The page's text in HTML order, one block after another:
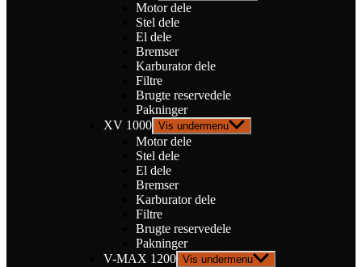
Motor dele
Stel dele
El dele
Bremser
Karburator dele
Filtre
Brugte reservedele
Pakninger
XV 1000 Vis undermenu
Motor dele
Stel dele
El dele
Bremser
Karburator dele
Filtre
Brugte reservedele
Pakninger
V-MAX 1200 Vis undermenu